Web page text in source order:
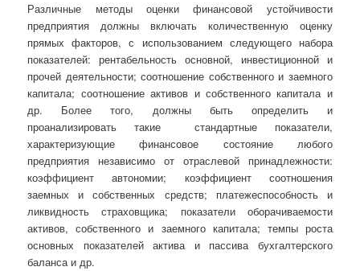
Различные методы оценки финансовой устойчивости
предприятия должны включать количественную оценку
прямых факторов, с использованием следующего набора
показателей: рентабельность основной, инвестиционной и
прочей деятельности; соотношение собственного и заемного
капитала; соотношение активов и собственного капитала и
др. Более того, должны быть определить и
проанализировать такие стандартные показатели,
характеризующие финансовое состояние любого
предприятия независимо от отраслевой принадлежности:
коэффициент автономии; коэффициент соотношения
заемных и собственных средств; платежеспособность и
ликвидность страховщика; показатели оборачиваемости
активов, собственного и заемного капитала; темпы роста
основных показателей актива и пассива бухгалтерского
баланса и др.